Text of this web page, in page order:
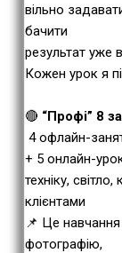
вільно
бачити
результат уже
Кожен урок я
🔴 “Профі” 8
4 офлайн-
+ 5 онлайн-
техніку,
клієнтами
📌 Це
фотографію,